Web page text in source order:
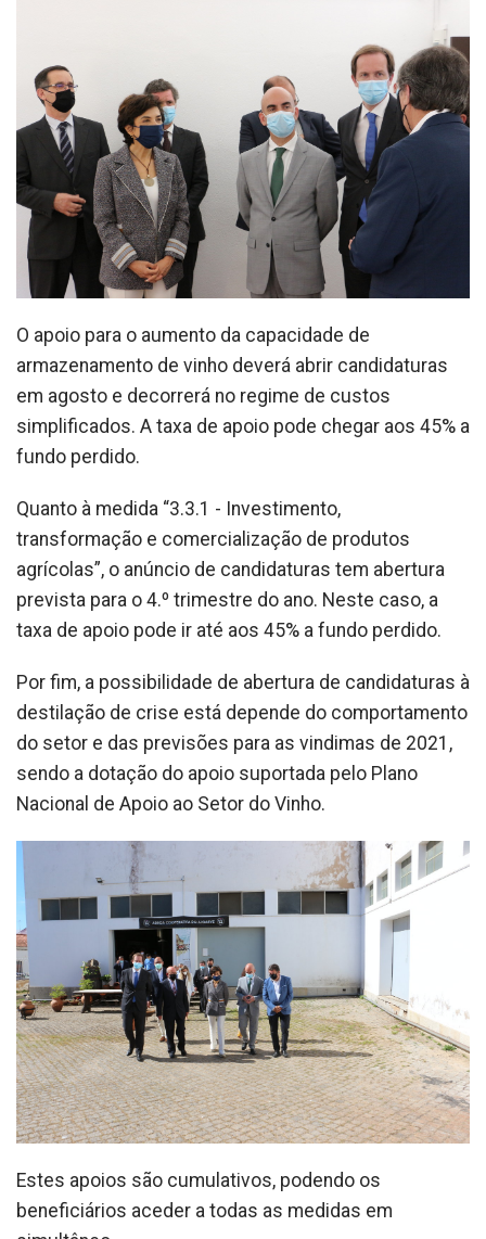
O apoio para o aumento da capacidade de
armazenamento de vinho deverá abrir candidaturas
em agosto e decorrerá no regime de custos
simplificados. A taxa de apoio pode chegar aos 45% a
fundo perdido.
Quanto à medida “3.3.1 - Investimento,
transformação e comercialização de produtos
agrícolas”, o anúncio de candidaturas tem abertura
prevista para o 4.º trimestre do ano. Neste caso, a
taxa de apoio pode ir até aos 45% a fundo perdido.
Por fim, a possibilidade de abertura de candidaturas à
destilação de crise está depende do comportamento
do setor e das previsões para as vindimas de 2021,
sendo a dotação do apoio suportada pelo Plano
Nacional de Apoio ao Setor do Vinho.
Estes apoios são cumulativos, podendo os
beneficiários aceder a todas as medidas em